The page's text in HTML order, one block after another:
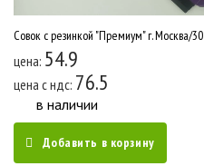
Совок с резинкой "Премиум" г. Москва/30
цена: 54.9
цена c ндс: 76.5
в наличии
Добавить в корзину